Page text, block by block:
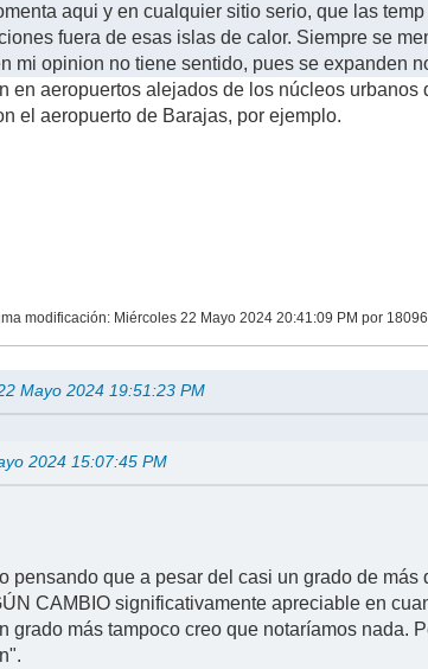
aqui y en cualquier sitio serio, que las
fuera de esas islas de calor. Siempre se
mi opinion no tiene sentido, pues se expanden
en aeropuertos alejados de los núcleos
el aeropuerto de Barajas, por ejemplo.
modificación: Miércoles 22 Mayo 2024 20:41:09 PM por
Mayo 2024 19:51:23 PM
2024 15:07:45 PM
pensando que a pesar del casi un grado de
CAMBIO significativamente apreciable en
grado más tampoco creo que notaríamos nada.